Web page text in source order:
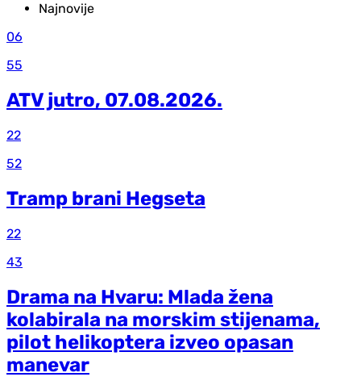
Najnovije
06
55
ATV jutro, 07.08.2026.
22
52
Tramp brani Hegseta
22
43
Drama na Hvaru: Mlada žena
kolabirala na morskim stijenama,
pilot helikoptera izveo opasan
manevar